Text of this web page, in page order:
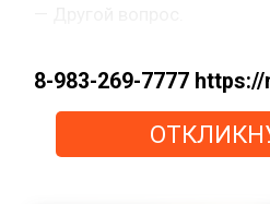
8-983-269-7777 https://